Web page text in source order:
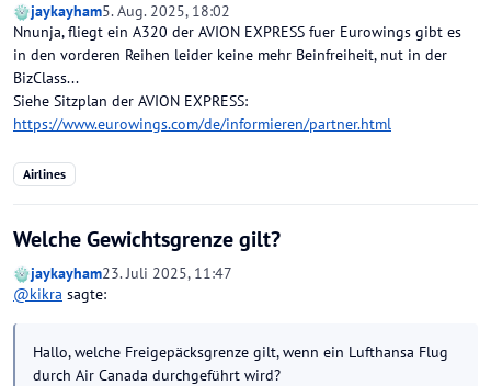
jaykayham5. Aug. 2025, 18:02
Nnunja, fliegt ein A320 der AVION EXPRESS fuer Eurowings gibt es
in den vorderen Reihen leider keine mehr Beinfreiheit, nut in der
BizClass...
Siehe Sitzplan der AVION EXPRESS:
https://www.eurowings.com/de/informieren/partner.html
Airlines
Welche Gewichtsgrenze gilt?
jaykayham23. Juli 2025, 11:47
@kikra sagte:
Hallo, welche Freigepäcksgrenze gilt, wenn ein Lufthansa Flug
durch Air Canada durchgeführt wird?